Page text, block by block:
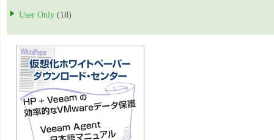
User Only (18)